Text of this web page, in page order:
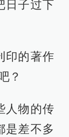
日子过下
印的著作
？
人物的传
是差不多